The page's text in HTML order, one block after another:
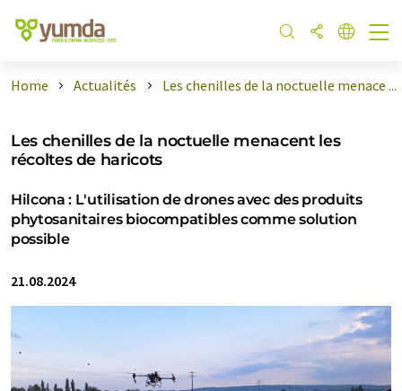
Home Actualités Les chenilles de la noctuelle menace ...
Les chenilles de la noctuelle menacent les
récoltes de haricots
Hilcona : L'utilisation de drones avec des produits
phytosanitaires biocompatibles comme solution
possible
21.08.2024